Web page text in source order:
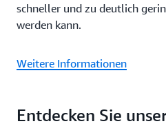
schneller und zu deutlich
werden kann.
Weitere Informationen
Entdecken Sie